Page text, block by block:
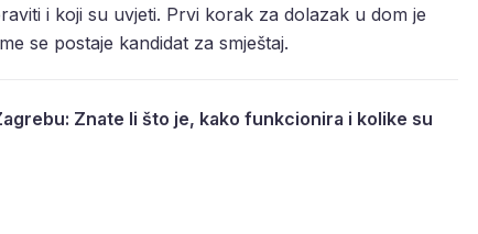
i koji su uvjeti. Prvi korak za dolazak u dom je
se postaje kandidat za smještaj.
Znate li što je, kako funkcionira i kolike su